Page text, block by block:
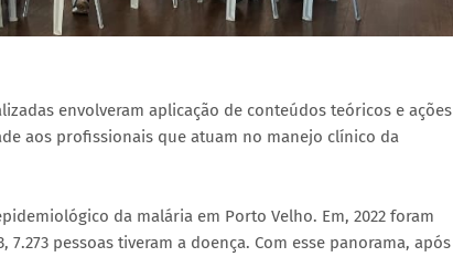
envolveram aplicação de conteúdos teóricos e ações
aos profissionais que atuam no manejo clínico da
da malária em Porto Velho. Em, 2022 foram
pessoas tiveram a doença. Com esse panorama, após